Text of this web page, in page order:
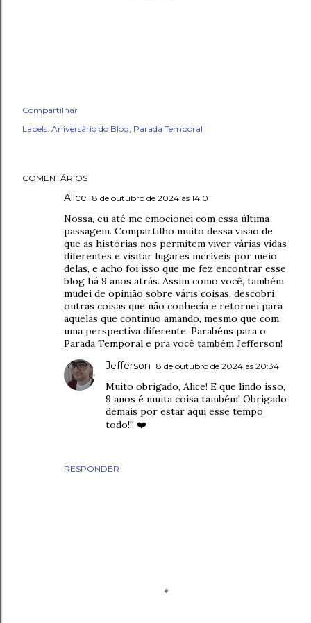
Compartilhar
Labels: Aniversário do Blog Parada Temporal
COMENTÁRIOS
Alice 8 de outubro de 2024 às 14:01
Nossa, eu até me emocionei com essa última
passagem. Compartilho muito dessa visão de
que as histórias nos permitem viver várias vidas
diferentes e visitar lugares incríveis por meio
delas, e acho foi isso que me fez encontrar esse
blog há 9 anos atrás. Assim como você, também
mudei de opinião sobre váris coisas, descobri
outras coisas que não conhecia e retornei para
aquelas que continuo amando, mesmo que com
uma perspectiva diferente. Parabéns para o
Parada Temporal e pra você também Jefferson!
RESPONDER
Jefferson 8 de outubro de 2024 às 20:34
Muito obrigado, Alice! E que lindo isso,
9 anos é muita coisa também! Obrigado
demais por estar aqui esse tempo
todo!!! ❤️